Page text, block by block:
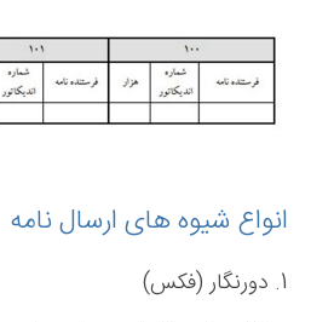
انواع شیوه های ارسال نامه
1. دورنگار (فکس)